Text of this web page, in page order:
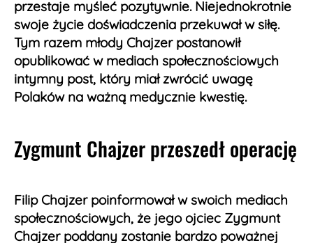
przestaje myśleć pozytywnie. Niejednokrotnie
swoje życie doświadczenia przekuwał w siłę.
Tym razem młody Chajzer postanowił
opublikować w mediach społecznościowych
intymny post, który miał zwrócić uwagę
Polaków na ważną medycznie kwestię.
Zygmunt Chajzer przeszedł operację
Filip Chajzer poinformował w swoich mediach
społecznościowych, że jego ojciec Zygmunt
Chajzer poddany zostanie bardzo poważnej